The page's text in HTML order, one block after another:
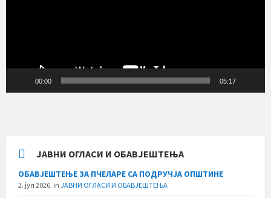
00:00 05:17
ЈАВНИ ОГЛАСИ И ОБАВЈЕШТЕЊА
ОБАВЈЕШТЕЊЕ ЗА ПЧЕЛАРЕ СА ПОДРУЧЈА ОПШТИНЕ
2. јул 2026. in ЈАВНИ ОГЛАСИ И ОБАВЈЕШТЕЊА